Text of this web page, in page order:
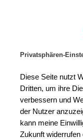
Privatsphären-
Diese Seite nutzt
Dritten, um ihre
verbessern und
der Nutzer
kann meine
Zukunft widerrufen